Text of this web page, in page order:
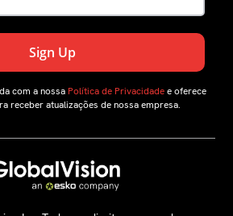
com a nossa Política de Privacidadee oferece
receber atualizações de nossa empresa.